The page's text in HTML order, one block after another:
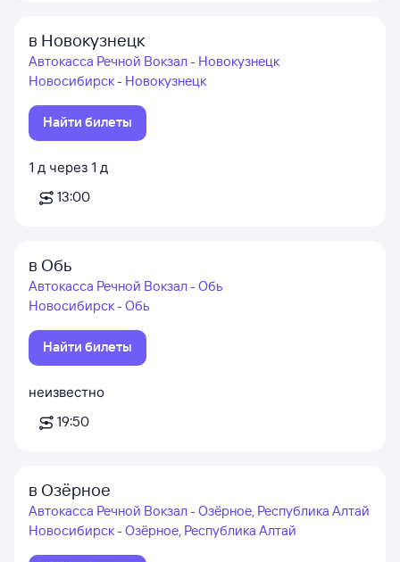
в Новокузнецк
Автокасса Речной Вокзал - Новокузнецк
Новосибирск - Новокузнецк
Найти билеты
1 д через 1 д
13:00
в Обь
Автокасса Речной Вокзал - Обь
Новосибирск - Обь
Найти билеты
неизвестно
19:50
в Озёрное
Автокасса Речной Вокзал - Озёрное, Республика Алтай
Новосибирск - Озёрное, Республика Алтай